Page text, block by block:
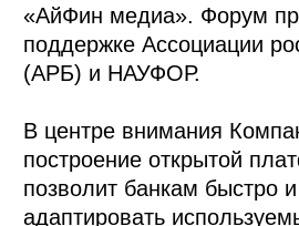
«АйФин медиа». Форум
поддержке Ассоциации
(АРБ) и НАУФОР.
В центре внимания
построение открытой
позволит банкам быстро и
адаптировать